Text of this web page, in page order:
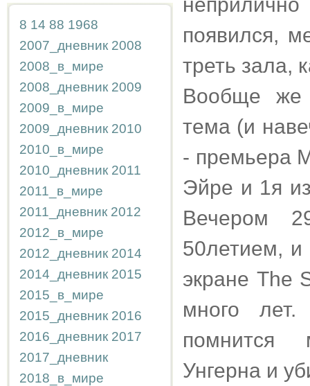
8 14 88 1968
2007_дневник 2008
2008_в_мире
2008_дневник 2009
2009_в_мире
2009_дневник 2010
2010_в_мире
2010_дневник 2011
2011_в_мире
2011_дневник 2012
2012_в_мире
2012_дневник 2014
2014_дневник 2015
2015_в_мире
2015_дневник 2016
2016_дневник 2017
2017_дневник
2018_в_мире
появился,
треть зала,
Вообще же
тема (и
- премьера
Эйре и 1я
Вечером
50летием,
экране The
много
помнится
Унгерна и